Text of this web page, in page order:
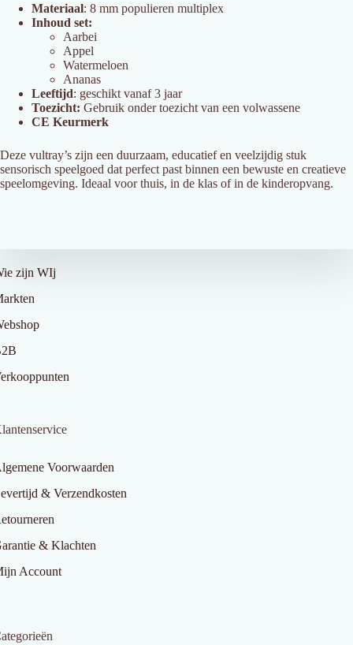
Materiaal: 8 mm populieren multiplex
Inhoud set:
Aarbei
Appel
Watermeloen
Ananas
Leeftijd: geschikt vanaf 3 jaar
Toezicht: Gebruik onder toezicht van een volwassene
CE Keurmerk
Deze vultray’s zijn een duurzaam, educatief en veelzijdig stuk
sensorisch speelgoed dat perfect past binnen een bewuste en creatieve
speelomgeving. Ideaal voor thuis, in de klas of in de kinderopvang.
zijn WIj
Voorwaarden
& Verzendkosten
& Klachten
Account